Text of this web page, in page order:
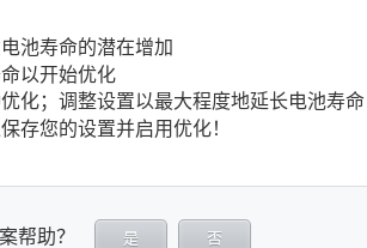
池寿命的潜在增加
以开始优化
化；调整设置以最大程度地延长电池寿命
存您的设置并启用优化！
帮助？ 是 否